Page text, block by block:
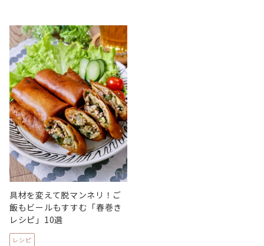
具材を変えて脱マンネリ！ご
飯もビールもすすむ「春巻き
レシピ」10選
レシピ